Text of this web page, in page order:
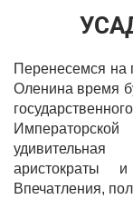
Перенесемся на
Оленина время
аристократы
Впечатления,